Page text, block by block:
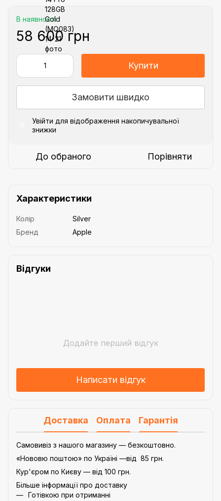
В наявності
58 600 грн
Купити
Замовити швидко
Увійти для відображення накопичувальної
знижки
До обраного Порівняти
Характеристики
Колір
Silver
Бренд
Apple
Відгуки
Додайте перший відгук
Написати відгук
Доставка Оплата Гарантія
Самовивіз з нашого магазину — безкоштовно.
«Нововю поштою» по Україні —від 85 грн.
Кур'єром по Києву — від 100 грн.
Більше інформації про доставку
Готівкою при отриманні